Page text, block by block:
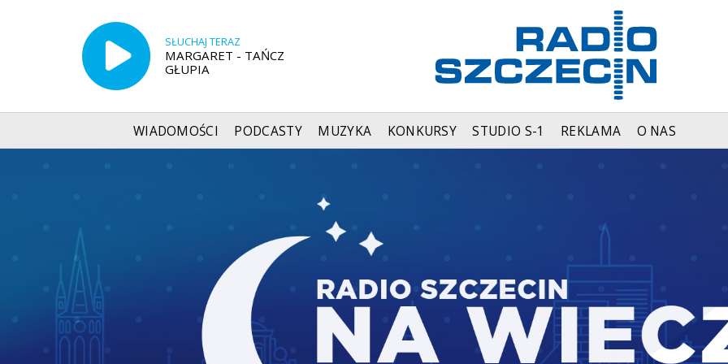
SŁUCHAJ TERAZ
MARGARET - TAŃCZ
GŁUPIA
WIADOMOŚCI PODCASTY MUZYKA KONKURSY STUDIO S-1 REKLAMA O NAS